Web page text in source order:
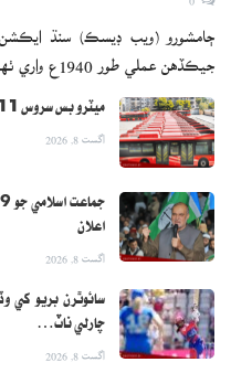
ڄامشورو (ويب ڊيسڪ) سنڌ
جيڪڏهن عملي طور 1940ع واري ٺهراءُ ۽ 1973ع جي آئين کي…
ميٽرو بس سروس 11 آگسٽ کان بند ڪرڻ جو اعلان
اگست 8, 2026
اعلان
اگست 8, 2026
سائوٿرن بريو کي
چارلي ناٽ…
اگست 8, 2026